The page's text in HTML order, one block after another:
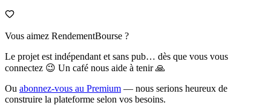
Vous aimez RendementBourse ?
Le projet est indépendant et sans pub… dès que vous vous
connectez 😉 Un café nous aide à tenir 🙏
Ou abonnez-vous au Premium — nous serions heureux de
construire la plateforme selon vos besoins.